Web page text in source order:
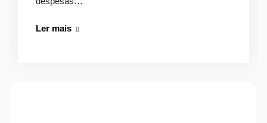
Ler maisImpostos